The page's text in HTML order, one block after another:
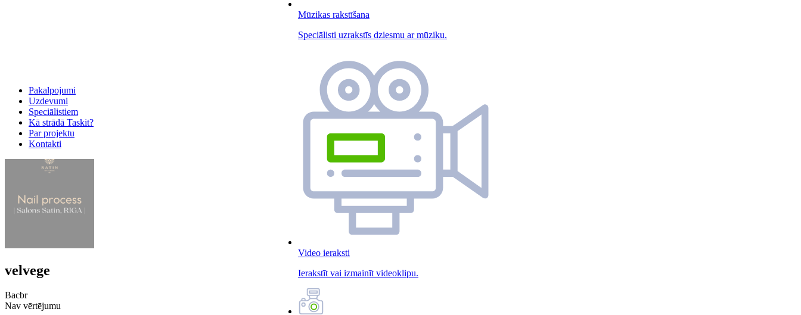
Mūzikas rakstīšana
Speciālisti uzrakstīs dziesmu ar mūziku.
Video ieraksti
Ierakstīt vai izmainīt videoklipu.
Pakalpojumi
Uzdevumi
Speciālistiem
Kā strādā Taskit?
Par projektu
Kontakti
velvege
Ваcbr
Nav vērtējumu